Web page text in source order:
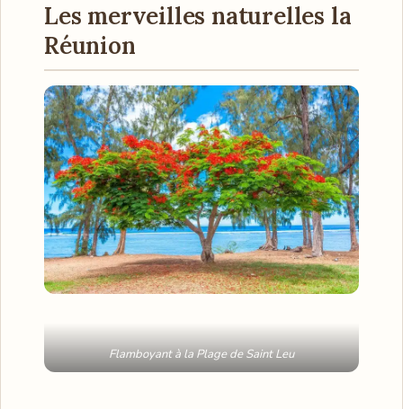
Les merveilles naturelles la
Réunion
Flamboyant à la Plage de Saint Leu